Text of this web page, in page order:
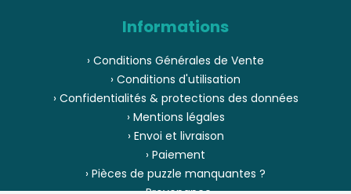
Informations
› Conditions Générales de Vente
› Conditions d'utilisation
› Confidentialités & protections des données
› Mentions légales
› Envoi et livraison
› Paiement
› Pièces de puzzle manquantes ?